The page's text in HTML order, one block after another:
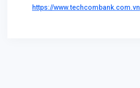
https://www.techcombank.com.vn